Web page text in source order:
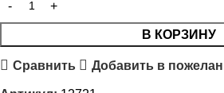
В КОРЗИНУ
Сравнить Добавить в